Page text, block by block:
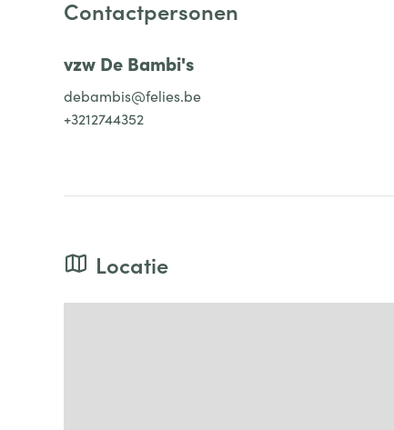
Contactpersonen
vzw De Bambi's
debambis@felies.be
+3212744352
Locatie